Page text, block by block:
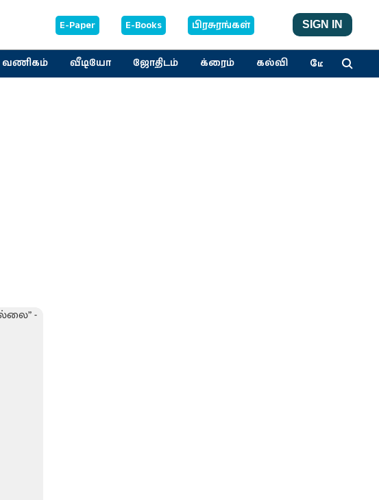
E-Paper E-Books பிரசுரங்கள் SIGN IN
வணிகம் வீடியோ ஜோதிடம் க்ரைம் கல்வி மேலும்